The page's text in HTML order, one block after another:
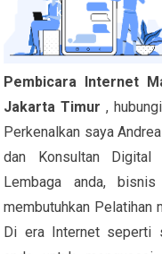
Pembicara Internet
Jakarta Timur,
Perkenalkan saya
dan Konsultan Digital
Lembaga anda,
membutuhkan
Di era Internet seperti